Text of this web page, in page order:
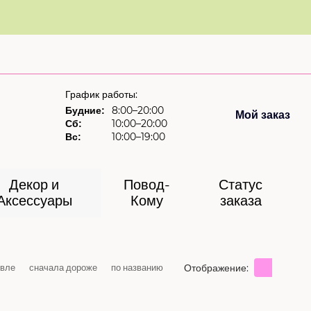
График работы:
Будние: 8:00–20:00
Сб: 10:00–20:00
Вс: 10:00–19:00
Мой заказ
Декор и
Повод-
Кому
Статус
заказа
сначала дороже по названию Отображение: